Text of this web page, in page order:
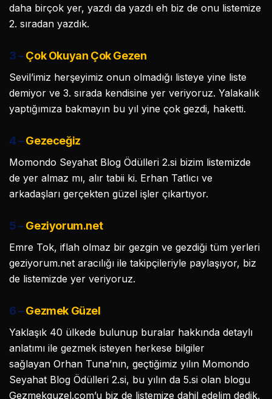
daha birçok yer, yazdı da yazdı eh biz de onu listemize
2. sıradan yazdık.
3 –Çok Okuyan Çok Gezen
Sevil’imiz herşeyimiz onun olmadığı listeye yine liste
demiyor ve 3. sırada kendisine yer veriyoruz. Yalakalık
yaptığımıza bakmayın bu yıl yine çok gezdi, haketti.
4 –Gezeceğiz
Momondo Seyahat Blog Ödülleri 2.si bizim listemizde
de yer almaz mı, alır tabii ki. Erhan Tatlıcı ve
arkadaşları gerçekten güzel işler çıkartıyor.
5 –Geziyorum.net
Emre Tok, iflah olmaz bir gezgin ve gezdiği tüm yerleri
geziyorum.net aracılığı ile takipçileriyle paylaşıyor, biz
de listemizde yer veriyoruz.
6 –Gezmek Güzel
Yaklaşık 40 ülkede bulunup buralar hakkında detaylı
anlatımı ile gezmek isteyen herkese bilgiler
sağlayan Orhan Tuna’nın, geçtiğimiz yılın Momondo
Seyahat Blog Ödülleri 2.si, bu yılın da 5.si olan blogu
Gezmekguzel.com’u biz de listemize dahil edelim dedik,